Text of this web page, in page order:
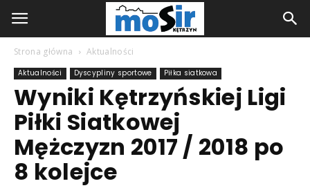
Strona główna Aktualności
Aktualności Dyscypliny sportowe Piłka siatkowa
Wyniki Kętrzyńskiej Ligi
Piłki Siatkowej
Mężczyzn 2017 / 2018 po
8 kolejce